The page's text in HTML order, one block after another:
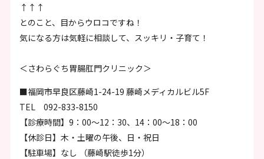
↑↑↑
とのこと、目からウロコですね！
気になる方は気軽に相談して、スッキリ・子育て！
＜さわらぐち胃腸肛門クリニック＞
■福岡市早良区藤崎1-24-19 藤崎メディカルビル5F
TEL 092-833-8150
【診療時間】9：00～12：30、14：00～18：00
【休診日】木・土曜の午後、日・祝日
【駐車場】なし （藤崎駅徒歩1分）